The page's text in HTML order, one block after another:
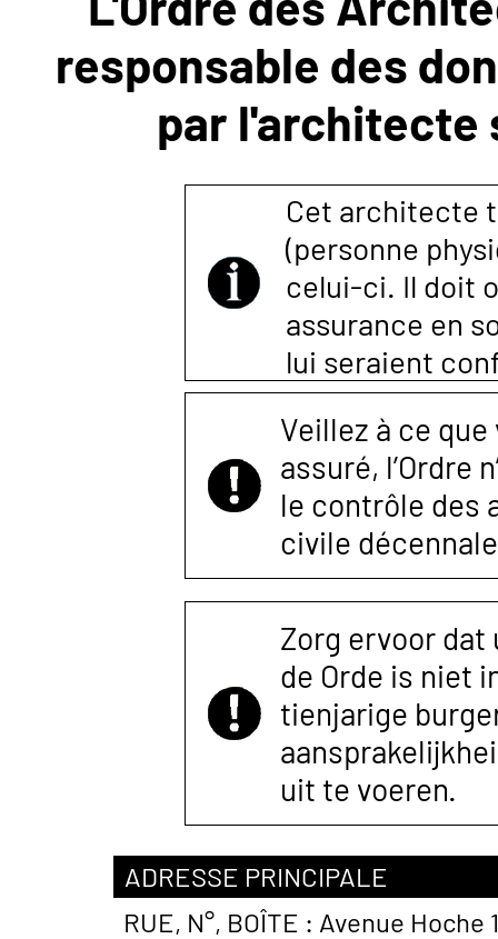
NOUS
CONTACTER
responsable des
par l'architecte
Cet architecte
(personne
celui-ci. Il doit
assurance en
lui seraient
Veillez à ce
assuré, l’Ordre
le contrôle des
civile
Zorg ervoor
de Orde is niet
tienjarige
uit te voeren.
ADRESSE PRINCIPALE
RUE, N°, BOÎTE : Avenue Hoche